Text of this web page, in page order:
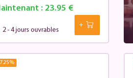
: 23.95 €
2 - 4 jours ouvrables
%